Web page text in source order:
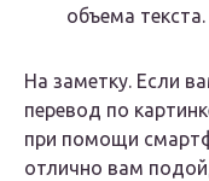
объема текста.
На заметку. Если
перевод по
при помощи
отлично вам